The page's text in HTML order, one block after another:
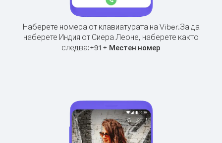
Наберете номера от клавиатурата на Viber.За да
наберете Индия от Сиера Леоне, наберете както
следва:+91 + Местен номер